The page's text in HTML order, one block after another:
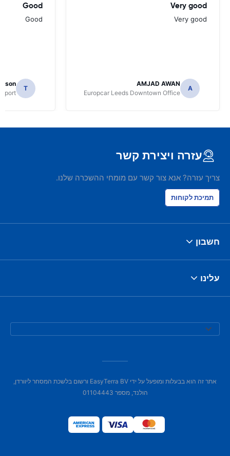
Very good
Very good
A
AMJAD AWAN
Europcar Leeds Downtown Office
Good
Good
T
עזרה ויצירת קשר
צריך עזרה? אנא צור קשר עם מומחי ההשכרה שלנו.
תמיכת לקוחות
חשבון
עלינו
אתר זה הוא בבעלות ומופעל על ידי EasyTerra BV ורשום בלשכת המסחר ליוורדן,
הולנד, מספר 01104443